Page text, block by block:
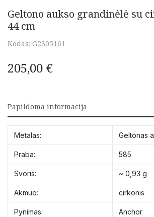
Geltono aukso grandinėlė su
44 cm
Kodas: G2305161
205,00 €
Papildoma informacija
Metalas: Geltonas
Praba: 585
Svoris: ~ 0,93 g
Akmuo: cirkonis
Pynimas: Anchor